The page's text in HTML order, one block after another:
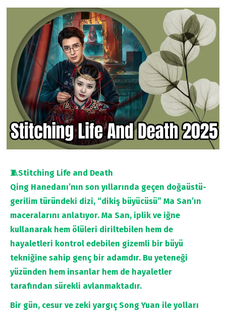
🧵Stitching Life and Death
Qing Hanedanı’nın son yıllarında geçen doğaüstü-
gerilim türündeki dizi, “dikiş büyücüsü” Ma San’ın
maceralarını anlatıyor. Ma San, iplik ve iğne
kullanarak hem ölüleri diriltebilen hem de
hayaletleri kontrol edebilen gizemli bir büyü
tekniğine sahip genç bir adamdır. Bu yeteneği
yüzünden hem insanlar hem de hayaletler
tarafından sürekli avlanmaktadır.
Bir gün, cesur ve zeki yargıç Song Yuan ile yolları